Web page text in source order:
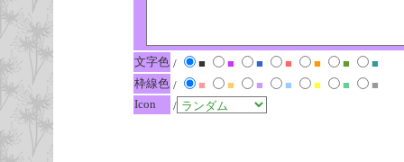
文字色 / ■ ■ ■ ■ ■ ■
■
枠線色 / ■ ■ ■ ■ ■ ■
■
Icon
/